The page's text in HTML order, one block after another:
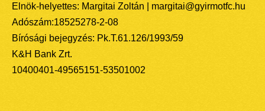
Elnök-helyettes: Margitai Zoltán | margitai@gyirmotfc.hu
Adószám:18525278-2-08
Bírósági bejegyzés: Pk.T.61.126/1993/59
K&H Bank Zrt.
10400401-49565151-53501002